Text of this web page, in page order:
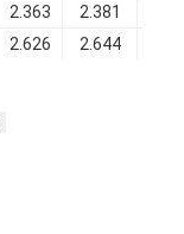
2.363 2.381
2.626 2.644